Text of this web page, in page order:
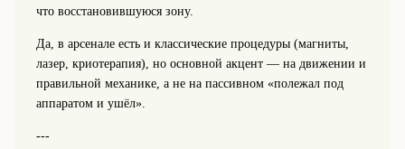
что восстановившуюся зону.
Да, в арсенале есть и классические процедуры (магниты,
лазер, криотерапия), но основной акцент — на движении и
правильной механике, а не на пассивном «полежал под
аппаратом и ушёл».
---